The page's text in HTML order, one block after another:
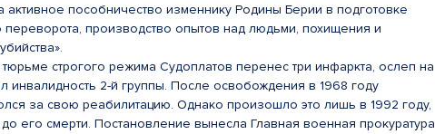
активное пособничество изменнику Родины Берии в подготовке
переворота, производство опытов над людьми, похищения и
строгого режима Судоплатов перенес три инфаркта, ослеп на
инвалидность 2-й группы. После освобождения в 1968 году
за свою реабилитацию. Однако произошло это лишь в 1992 году,
его смерти. Постановление вынесла Главная военная прокуратура